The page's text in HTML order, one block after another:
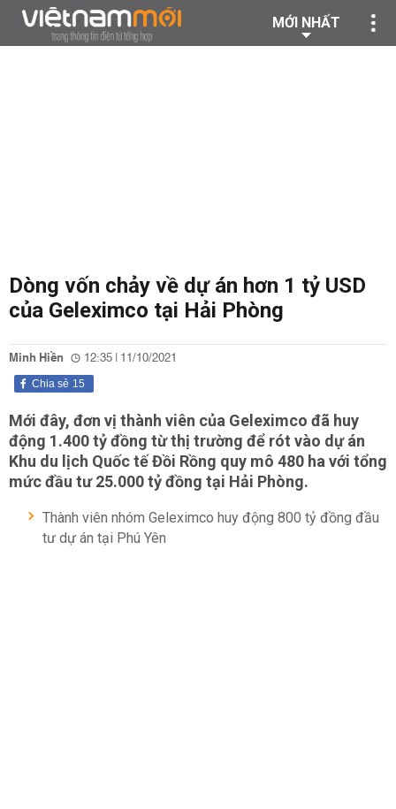
MỚI NHẤT
Dòng vốn chảy về dự án hơn 1 tỷ USD
của Geleximco tại Hải Phòng
Minh Hiền 12:35 | 11/10/2021
15
Chia sẻ
Mới đây, đơn vị thành viên của Geleximco đã huy
động 1.400 tỷ đồng từ thị trường để rót vào dự án
Khu du lịch Quốc tế Đồi Rồng quy mô 480 ha với tổng
mức đầu tư 25.000 tỷ đồng tại Hải Phòng.
Thành viên nhóm Geleximco huy động 800 tỷ đồng đầu
tư dự án tại Phú Yên